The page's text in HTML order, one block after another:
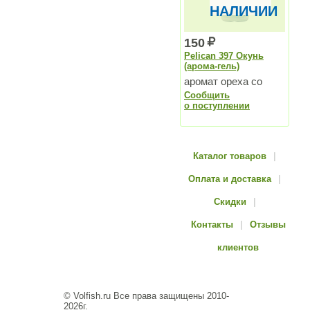
НАЛИЧИИ
150
Pelican 397 Окунь
(арома-гель)
аромат ореха со
специями, не
замерзает зимой
Сообщить
о поступлении
Каталог товаров |
Оплата и доставка |
Скидки |
Контакты | Отзывы
клиентов
© Volfish.ru Все права защищены 2010-
2026г.